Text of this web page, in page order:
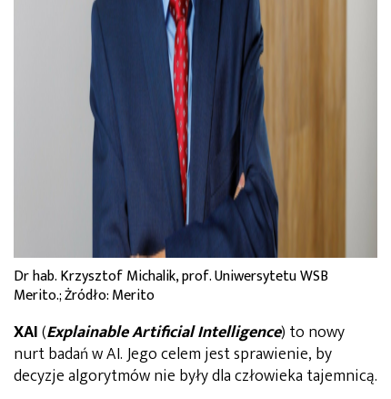
Dr hab. Krzysztof Michalik, prof. Uniwersytetu WSB
Merito.; Żródło: Merito
XAI(Explainable Artificial Intelligence) to nowy
nurt badań w AI. Jego celem jest sprawienie, by
decyzje algorytmów nie były dla człowieka tajemnicą.